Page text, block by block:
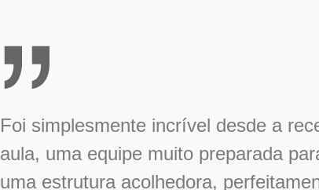
Foi simplesmente incrível desde a
aula, uma equipe muito preparada
uma estrutura acolhedora,